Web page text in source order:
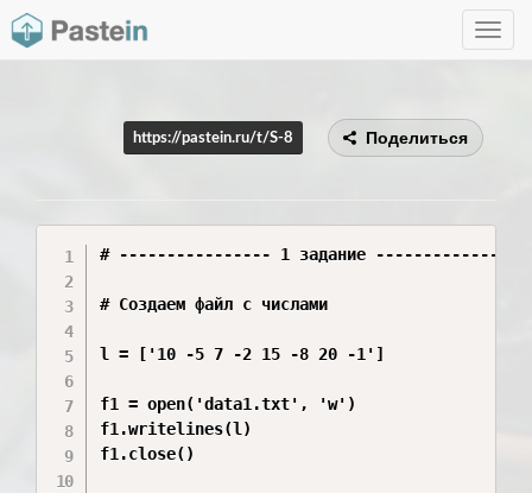
Toggle
https://pastein.ru/t/S-8 Поделиться
# ---------------- 1 задание ----------------
# Создаем файл с числами
l = ['10 -5 7 -2 15 -8 20 -1']
f1 = open('data1.txt', 'w')
f1.writelines(l)
f1.close()